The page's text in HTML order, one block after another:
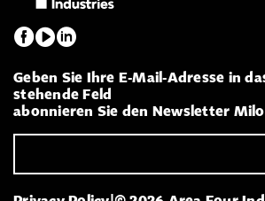
Geben Sie Ihre E-Mail-Adresse in
stehende Feld
abonnieren Sie den Newsletter